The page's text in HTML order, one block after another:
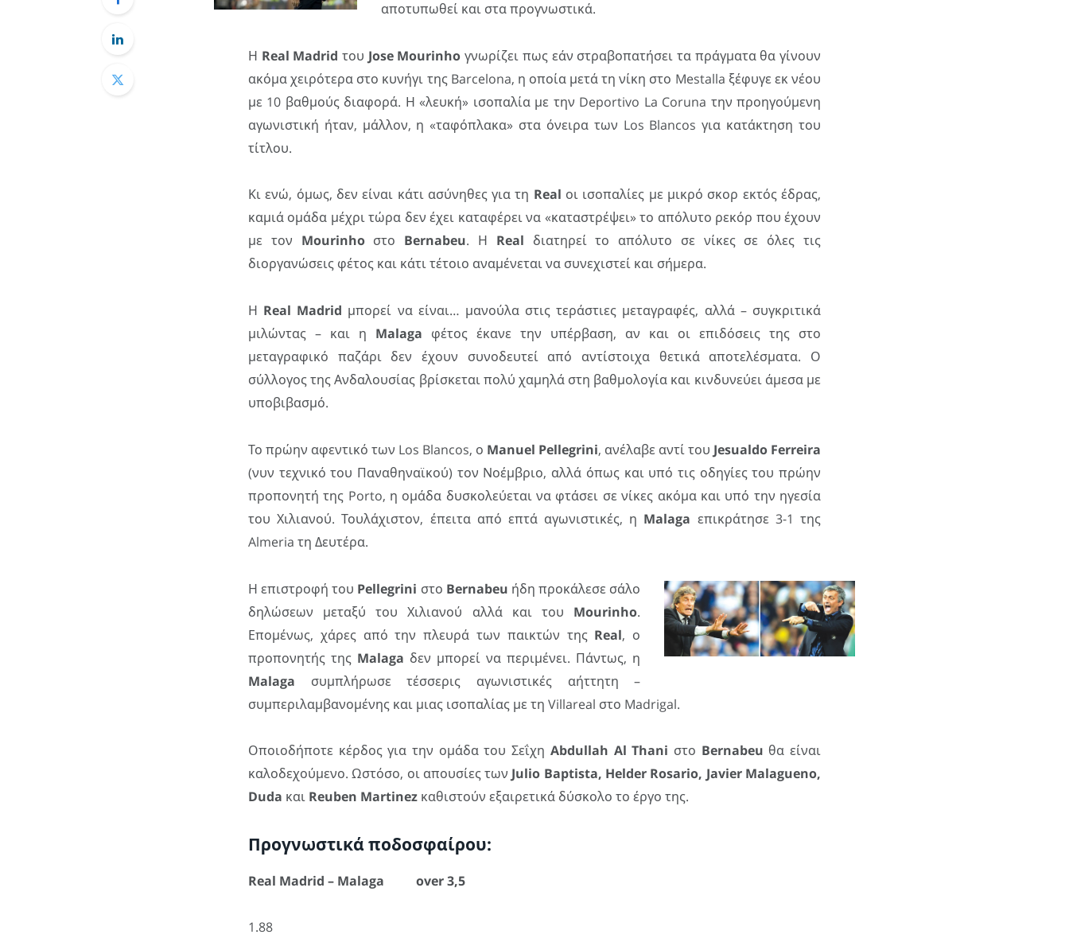
αποτυπωθεί και στα προγνωστικά.
Η Real Madrid του Jose Mourinho γνωρίζει πως εάν στραβοπατήσει τα πράγματα θα γίνουν
ακόμα χειρότερα στο κυνήγι της Barcelona, η οποία μετά τη νίκη στο Mestalla ξέφυγε εκ νέου
με 10 βαθμούς διαφορά. Η «λευκή» ισοπαλία με την Deportivo La Coruna την προηγούμενη
αγωνιστική ήταν, μάλλον, η «ταφόπλακα» στα όνειρα των Los Blancos για κατάκτηση του
τίτλου.
Κι ενώ, όμως, δεν είναι κάτι ασύνηθες για τη Real οι ισοπαλίες με μικρό σκορ εκτός έδρας,
καμιά ομάδα μέχρι τώρα δεν έχει καταφέρει να «καταστρέψει» το απόλυτο ρεκόρ που έχουν
με τον Mourinhoστο Bernabeu. Η Real διατηρεί το απόλυτο σε νίκες σε όλες τις
διοργανώσεις φέτος και κάτι τέτοιο αναμένεται να συνεχιστεί και σήμερα.
Η Real Madrid μπορεί να είναι… μανούλα στις τεράστιες μεταγραφές, αλλά – συγκριτικά
μιλώντας – και η Malaga φέτος έκανε την υπέρβαση, αν και οι επιδόσεις της στο
μεταγραφικό παζάρι δεν έχουν συνοδευτεί από αντίστοιχα θετικά αποτελέσματα. Ο
σύλλογος της Ανδαλουσίας βρίσκεται πολύ χαμηλά στη βαθμολογία και κινδυνεύει άμεσα με
υποβιβασμό.
Το πρώην αφεντικό των Los Blancos, ο Manuel Pellegrini, ανέλαβε αντί του Jesualdo Ferreira
(νυν τεχνικό του Παναθηναϊκού) τον Νοέμβριο, αλλά όπως και υπό τις οδηγίες του πρώην
προπονητή της Porto, η ομάδα δυσκολεύεται να φτάσει σε νίκες ακόμα και υπό την ηγεσία
του Χιλιανού. Τουλάχιστον, έπειτα από επτά αγωνιστικές, η Malaga επικράτησε 3-1 της
Almeria τη Δευτέρα.
Η επιστροφή του Pellegrini στο Bernabeu ήδη προκάλεσε σάλο
δηλώσεων μεταξύ του Χιλιανού αλλά και του Mourinho.
Επομένως, χάρες από την πλευρά των παικτών της Real, ο
προπονητής της Malaga δεν μπορεί να περιμένει. Πάντως, η
Malaga συμπλήρωσε τέσσερις αγωνιστικές αήττητη –
συμπεριλαμβανομένης και μιας ισοπαλίας με τη Villareal στο Madrigal.
Οποιοδήποτε κέρδος για την ομάδα του Σεΐχη Abdullah Al Thani στο Bernabeu θα είναι
καλοδεχούμενο. Ωστόσο, οι απουσίες των Julio Baptista, Helder Rosario, Javier Malagueno,
Duda και Reuben Martinezκαθιστούν εξαιρετικά δύσκολο το έργο της.
Προγνωστικά ποδοσφαίρου:
Real Madrid – Malaga over 3,5
1.88